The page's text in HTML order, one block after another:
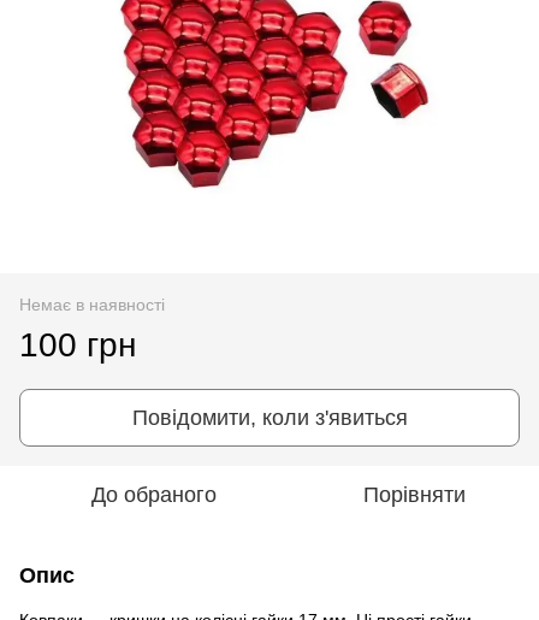
Немає в наявності
100 грн
Повідомити, коли з'явиться
До обраного Порівняти
Опис